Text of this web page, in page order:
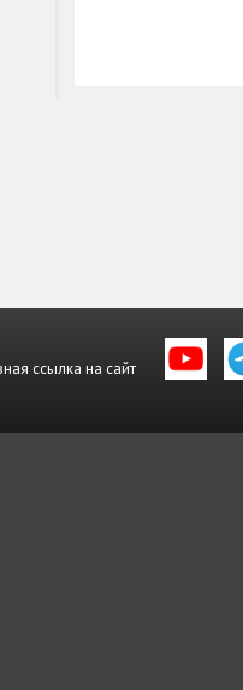
ссылка на сайт